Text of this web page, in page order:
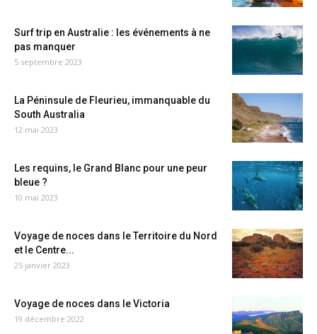
Surf trip en Australie : les événements à ne
pas manquer
5 septembre 2023
La Péninsule de Fleurieu, immanquable du
South Australia
12 mai 2023
Les requins, le Grand Blanc pour une peur
bleue ?
10 mai 2023
Voyage de noces dans le Territoire du Nord
et le Centre...
25 janvier 2023
Voyage de noces dans le Victoria
19 décembre 2022